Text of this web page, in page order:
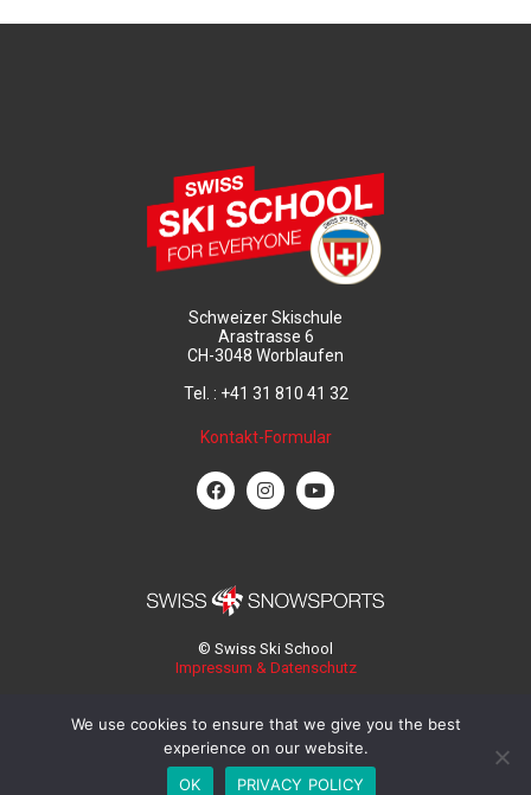
Schweizer Skischule
Arastrasse 6
CH-3048 Worblaufen
Tel. : +41 31 810 41 32
Kontakt-Formular
© Swiss Ski School
Impressum & Datenschutz
We use cookies to ensure that we give you the best
experience on our website.
OK
PRIVACY POLICY